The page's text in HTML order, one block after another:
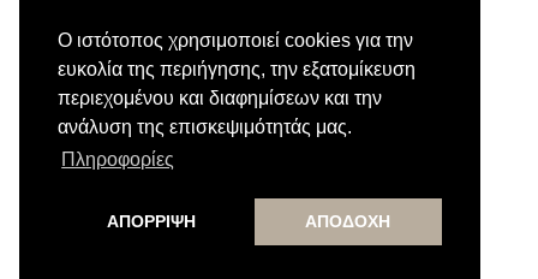
Ο ιστότοπος χρησιμοποιεί cookies για την
ευκολία της περιήγησης, την εξατομίκευση
περιεχομένου και διαφημίσεων και την
ανάλυση της επισκεψιμότητάς μας.
Πληροφορίες
ΑΠΟΡΡΙΨΗ ΑΠΟΔΟΧΗ
Εγγραφή στο Newsletter
Κάνε εγγραφή στο newsletter μας για να
λαμβάνεις αποκλειστικές προσφορές.